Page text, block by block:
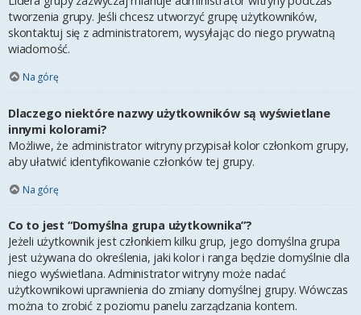
tworzenia grupy. Jeśli chcesz utworzyć grupę użytkowników,
skontaktuj się z administratorem, wysyłając do niego prywatną
wiadomość.
Na górę
Dlaczego niektóre nazwy użytkowników są wyświetlane
innymi kolorami?
Możliwe, że administrator witryny przypisał kolor członkom grupy,
aby ułatwić identyfikowanie członków tej grupy.
Na górę
Co to jest “Domyślna grupa użytkownika”?
Jeżeli użytkownik jest członkiem kilku grup, jego domyślna grupa
jest używana do określenia, jaki kolor i ranga będzie domyślnie dla
niego wyświetlana. Administrator witryny może nadać
użytkownikowi uprawnienia do zmiany domyślnej grupy. Wówczas
można to zrobić z poziomu panelu zarządzania kontem.